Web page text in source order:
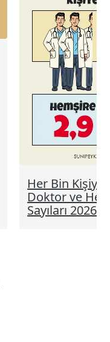
Her Bin Kişiye
Doktor ve
Sayıları 2026